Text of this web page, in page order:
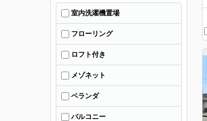
室内洗濯機置場
フローリング
ロフト付き
メゾネット
ベランダ
バルコニー